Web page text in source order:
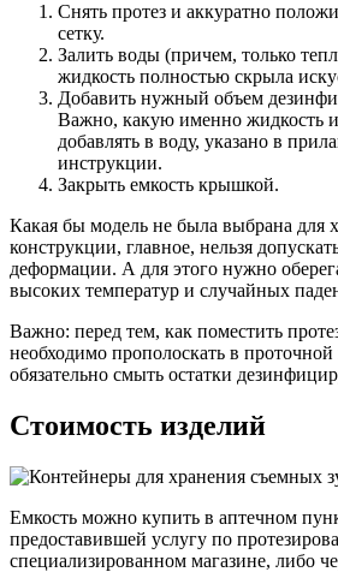
Снять протез и аккуратно
сетку.
Залить воды (причем, только
жидкость полностью скрыла
Добавить нужный объем
Важно, какую именно жидкость
добавлять в воду, указано в
инструкции.
Закрыть емкость крышкой.
Какая бы модель не была выбрана для
конструкции, главное, нельзя
деформации. А для этого нужно
высоких температур и случайных
Важно: перед тем, как поместить
необходимо прополоскать в
обязательно смыть остатки
Стоимость изделий
Емкость можно купить в аптечном
предоставившей услугу по
специализированном магазине, либо